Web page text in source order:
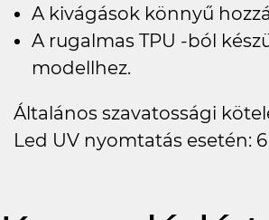
A kivágások könnyű
A rugalmas TPU -ból
modellhez.
Általános szavatossági
Led UV nyomtatás esetén: